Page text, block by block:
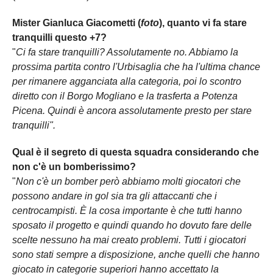
Mister Gianluca Giacometti (foto), quanto vi fa stare
tranquilli questo +7?
"Ci fa stare tranquilli? Assolutamente no. Abbiamo la
prossima partita contro l'Urbisaglia che ha l'ultima chance
per rimanere agganciata alla categoria, poi lo scontro
diretto con il Borgo Mogliano e la trasferta a Potenza
Picena. Quindi è ancora assolutamente presto per stare
tranquilli".
Qual è il segreto di questa squadra considerando che
non c'è un bomberissimo?
"Non c'è un bomber però abbiamo molti giocatori che
possono andare in gol sia tra gli attaccanti che i
centrocampisti. È la cosa importante è che tutti hanno
sposato il progetto e quindi quando ho dovuto fare delle
scelte nessuno ha mai creato problemi. Tutti i giocatori
sono stati sempre a disposizione, anche quelli che hanno
giocato in categorie superiori hanno accettato la